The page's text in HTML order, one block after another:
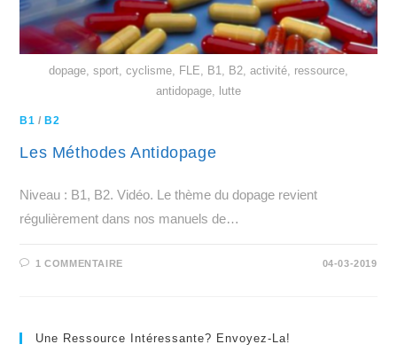
dopage, sport, cyclisme, FLE, B1, B2, activité, ressource,
antidopage, lutte
B1 /B2
Les Méthodes Antidopage
Niveau : B1, B2. Vidéo. Le thème du dopage revient
régulièrement dans nos manuels de…
1 COMMENTAIRE 04-03-2019
Une Ressource Intéressante? Envoyez-La!